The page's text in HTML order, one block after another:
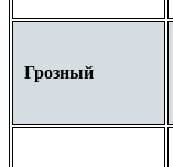
Грозный